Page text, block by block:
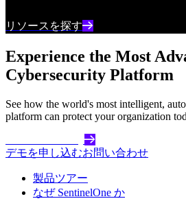
リソースを探す
Experience the Most
Cybersecurity Platform
See how the world's most intelligent,
platform can protect your organization
デモを申し込むお問い合わせ
製品ツアー
なぜ SentinelOne か